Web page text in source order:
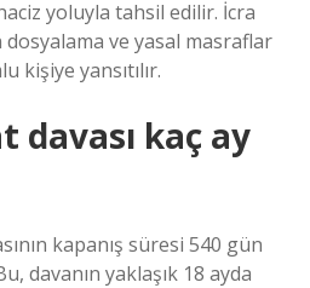
yoluyla tahsil edilir. İcra
ve yasal masraflar
kişiye yansıtılır.
davası kaç ay
kapanış süresi 540 gün
davanın yaklaşık 18 ayda